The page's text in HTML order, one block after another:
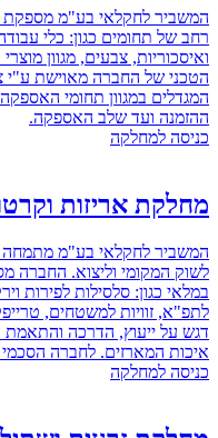
המשביר לחקלאי בע"מ מספקת
רחב של תחומים כגון: כלי
ואיסכוריות, צבעים, מגוון
הטכני של החברה מאוישת ע"י
המגדלים במגוון תחומי
ההזמנה ועד שלב האספקה.
כניסה למחלקה
מחלקת אריזות
המשביר לחקלאי בע"מ מתמחה
לשוק המקומי וליצוא. החברה
במלאי כגון: סלסילות לפירות
לתפ"א, זוויות למשטחים,
דגש על ייעוץ, הדרכה
איכות המארזים. לחברה
כניסה למחלקה